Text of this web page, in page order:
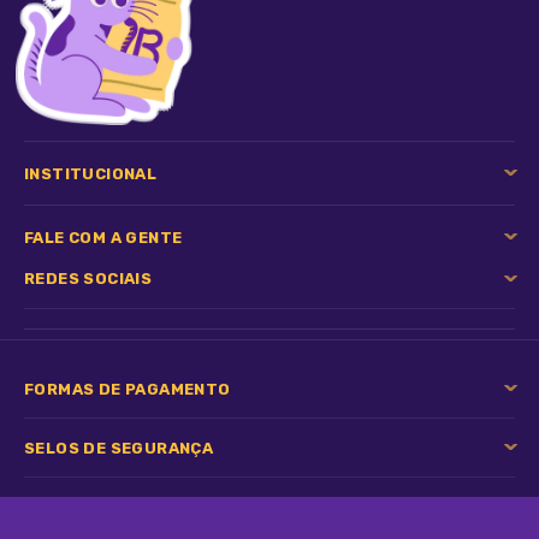
dias.
INSTITUCIONAL
FALE COM A GENTE
REDES SOCIAIS
FORMAS DE PAGAMENTO
SELOS DE SEGURANÇA